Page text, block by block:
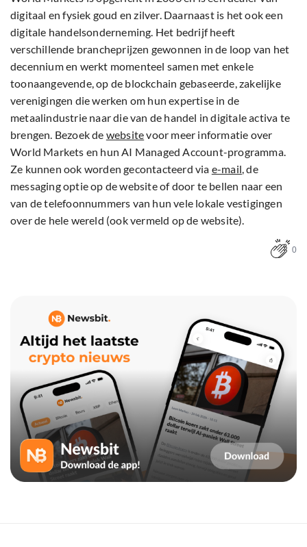
digitaal en fysiek goud en zilver. Daarnaast is het ook een
digitale handelsonderneming. Het bedrijf heeft
verschillende brancheprijzen gewonnen in de loop van het
decennium en werkt momenteel samen met enkele
toonaangevende, op de blockchain gebaseerde, zakelijke
verenigingen die werken om hun expertise in de
metaalindustrie naar die van de handel in digitale activa te
brengen. Bezoek de websitevoor meer informatie over
World Markets en hun AI Managed Account-programma.
Ze kunnen ook worden gecontacteerd via e-mail, de
messaging optie op de website of door te bellen naar een
van de telefoonnummers van hun vele lokale vestigingen
over de hele wereld (ook vermeld op de website).
0